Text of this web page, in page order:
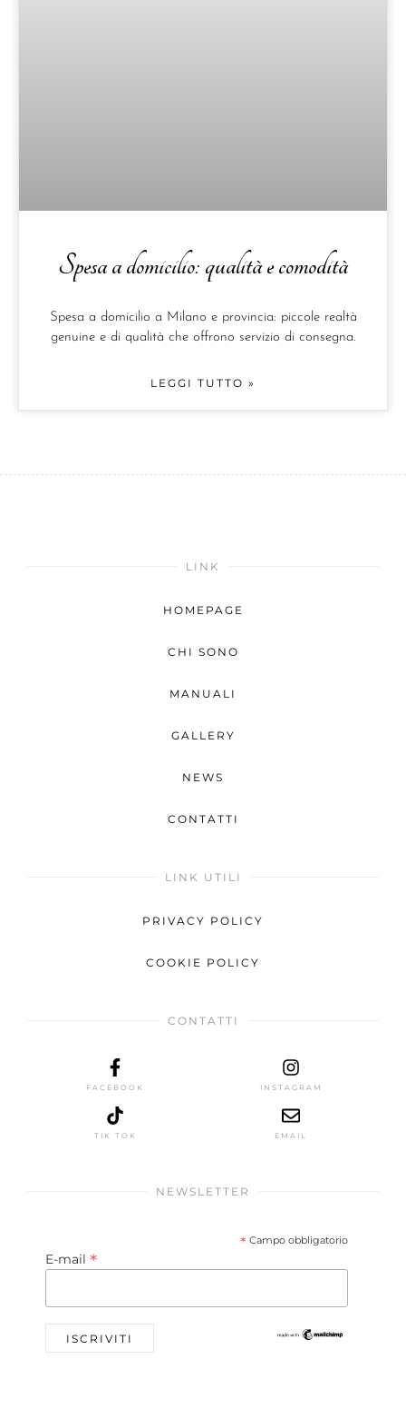
Spesa a domicilio: qualità e comodità
Spesa a domicilio a Milano e provincia: piccole realtà
genuine e di qualità che offrono servizio di consegna.
LEGGI TUTTO »
LINK
HOMEPAGE
CHI SONO
MANUALI
GALLERY
NEWS
CONTATTI
LINK UTILI
PRIVACY POLICY
COOKIE POLICY
CONTATTI
FACEBOOK INSTAGRAM
TIK TOK EMAIL
NEWSLETTER
* Campo obbligatorio
E-mail *